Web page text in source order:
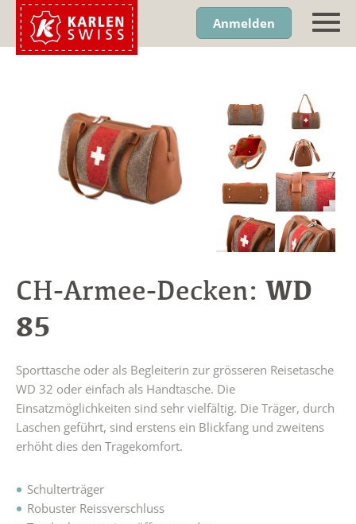
Anmelden
CH-Armee-Decken: WD
85
Sporttasche oder als Begleiterin zur grösseren Reisetasche
WD 32 oder einfach als Handtasche. Die
Einsatzmöglichkeiten sind sehr vielfältig. Die Träger, durch
Laschen geführt, sind erstens ein Blickfang und zweitens
erhöht dies den Tragekomfort.
Schulterträger
Robuster Reissverschluss